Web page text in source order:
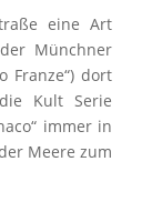
eine Art
Münchner
Franze“) dort
Kult Serie
immer in
Meere zum